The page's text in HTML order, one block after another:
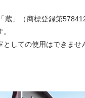
」（商標登録第
しての使用はできませ